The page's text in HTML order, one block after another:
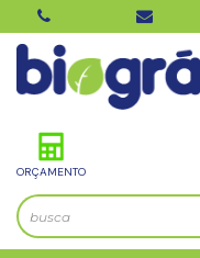
ORÇAMENTO